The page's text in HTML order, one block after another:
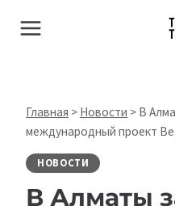
Главная > Новости > В
международный проект
НОВОСТИ
В Алматы